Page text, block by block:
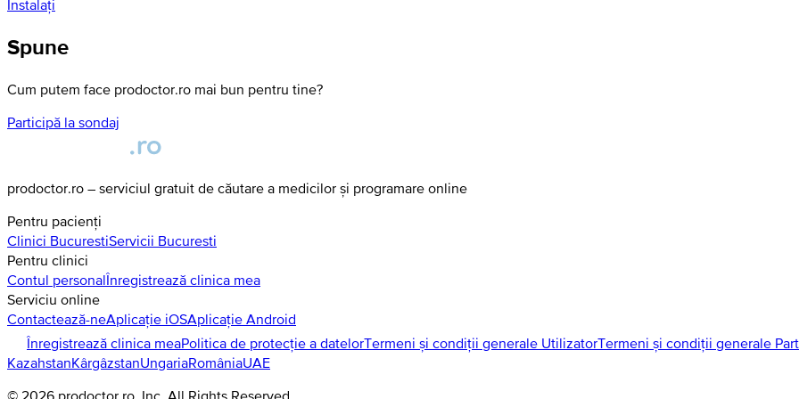
Instalați
Spune
Cum putem face prodoctor.ro mai bun pentru tine?
Participă la sondaj
prodoctor.ro – serviciul gratuit de căutare a medicilor și programare online
Pentru pacienți
Clinici BucurestiServicii Bucuresti
Pentru clinici
Contul personalÎnregistrează clinica mea
Serviciu online
Contactează-neAplicație iOSAplicație Android
Înregistrează clinica meaPolitica de protecție a datelorTermeni și condiții generale UtilizatorTermeni și condiții generale
KazahstanKârgâzstanUngariaRomâniaUAE
© 2026 prodoctor.ro , Inc. All Rights Reserved